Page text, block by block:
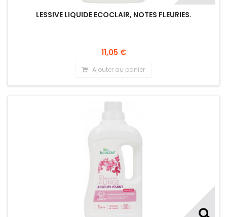
LESSIVE LIQUIDE ECOCLAIR, NOTES FLEURIES.
11,05 €
Ajouter au panier